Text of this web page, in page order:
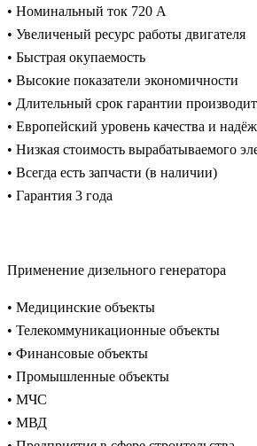
• Номинальный ток 720 А
• Увеличеный ресурс работы двигателя
• Быстрая окупаемость
• Высокие показатели экономичности
• Длительный срок гарантии
• Европейский уровень качества и
• Низкая стоимость вырабатываемого
• Всегда есть запчасти (в наличии)
• Гарантия 3 года
Применение дизельного генератора
• Медицинские объекты
• Телекоммуникационные объекты
• Финансовые объекты
• Промышленные объекты
• МЧС
• МВД